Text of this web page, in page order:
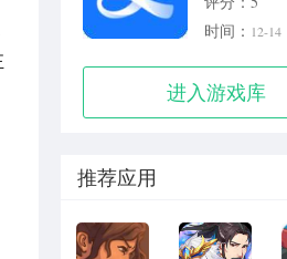
时间： 12-14
进入游戏库
推荐应用